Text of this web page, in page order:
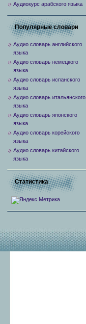
Аудиокурс арабского языка
Популярные словари
Аудио словарь английского
языка
Аудио словарь немецкого
языка
Аудио словарь испанского
языка
Аудио словарь итальянского
языка
Аудио словарь японского
языка
Аудио словарь корейского
языка
Аудио словарь китайского
языка
Статистика